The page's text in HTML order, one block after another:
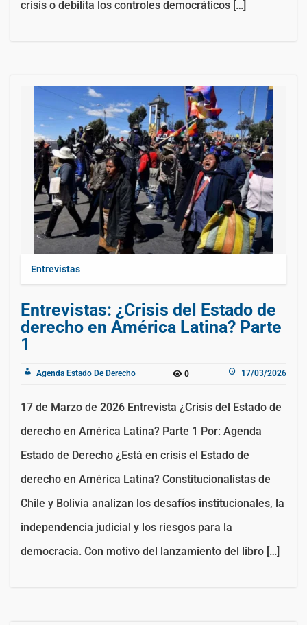
crisis o debilita los controles democráticos […]
Entrevistas
Entrevistas: ¿Crisis del Estado de
derecho en América Latina? Parte
1
Agenda Estado De Derecho 0 17/03/2026
17 de Marzo de 2026 Entrevista ¿Crisis del Estado de
derecho en América Latina? Parte 1 Por: Agenda
Estado de Derecho ¿Está en crisis el Estado de
derecho en América Latina? Constitucionalistas de
Chile y Bolivia analizan los desafíos institucionales, la
independencia judicial y los riesgos para la
democracia. Con motivo del lanzamiento del libro […]